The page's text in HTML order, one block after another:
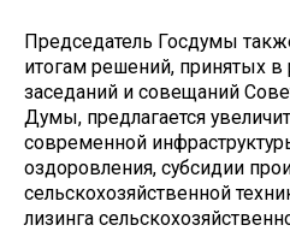
Председатель Госдумы
итогам решений, принятых
заседаний и совещаний
Думы, предлагается
современной
оздоровления, субсидии
сельскохозяйственной
лизинга